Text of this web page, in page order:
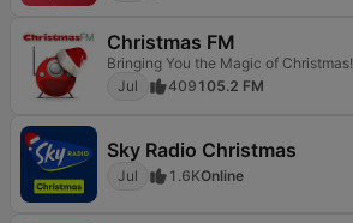
Christmas FM
Bringing You the Magic of Christmas!
Jul
409 105.2 FM
Sky Radio Christmas
Jul 1.6KOnline